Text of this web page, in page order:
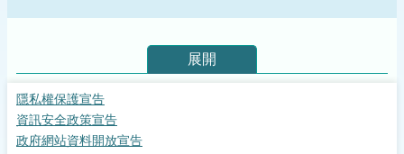
展開
隱私權保護宣告
資訊安全政策宣告
政府網站資料開放宣告